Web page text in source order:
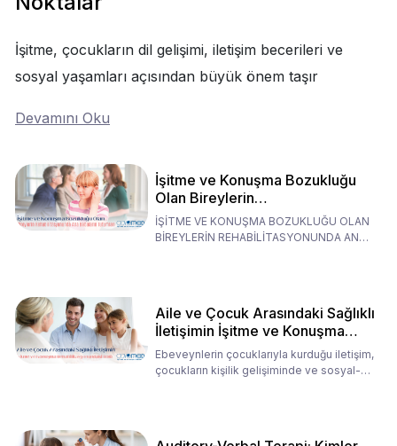
İşitme, çocukların dil gelişimi, iletişim becerileri ve
sosyal yaşamları açısından büyük önem taşır
Devamını Oku
İşitme ve Konuşma Bozukluğu
Olan Bireylerin
Rehabilitasyonunda Ana
Babaların Tutumları
İŞİTME VE KONUŞMA BOZUKLUĞU OLAN
BİREYLERİN REHABİLİTASYONUNDA ANA
Aile ve Çocuk Arasındaki Sağlıklı
İletişimin İşitme ve Konuşma
Rehabilitasyonundaki Rolü
Ebeveynlerin çocuklarıyla kurduğu iletişim,
çocukların kişilik gelişiminde ve sosyal-